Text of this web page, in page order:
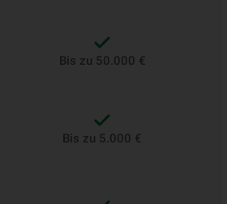
Bis zu 50.000 €
Bis zu 5.000 €